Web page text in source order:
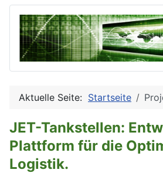
Aktuelle Seite: Startseite
JET-Tankstellen:
Plattform für die
Logistik.